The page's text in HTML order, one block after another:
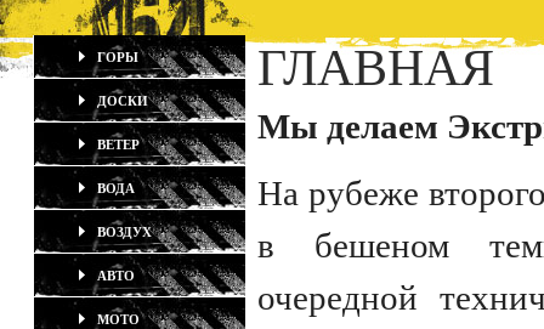
ГОРЫ
ДОСКИ
ВЕТЕР
ВОДА
ВОЗДУХ
АВТО
МОТО
ГЛАВНАЯ
Мы делаем
На рубеже
в бешеном
очередной